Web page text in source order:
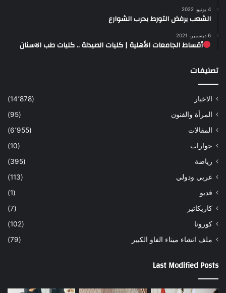
4 يونيو، 2022
الشعب يرفض التورط بحرب الشوارع
6 ديسمبر، 2021
أقساط الجامعات الأهلية | كليات الصيدلة .. كليات طب الاسنان
تصنيفات
الاخبار
(14٬878)
المرأة والفنون
(95)
المقالات
(6٬955)
حوارات
(10)
رياضة
(395)
عربي ودولي
(113)
فديو
(1)
كاريكاتير
(7)
كورونا
(102)
ملف انشاء ميناء الفاو الكبير
(79)
Last Modified Posts